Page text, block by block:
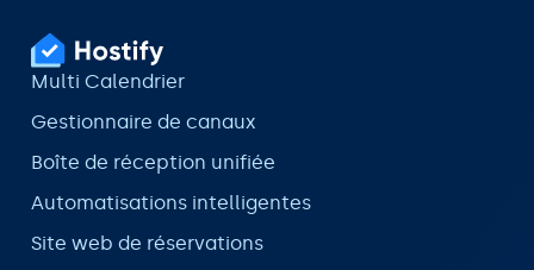
Multi Calendrier
Gestionnaire de canaux
Boîte de réception unifiée
Automatisations intelligentes
Site web de réservations